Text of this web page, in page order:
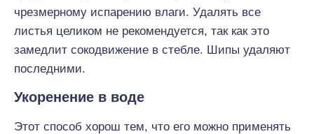
чрезмерному испарению влаги. Удалять все
листья целиком не рекомендуется, так как это
замедлит сокодвижение в стебле. Шипы удаляют
последними.
Укоренение в воде
Этот способ хорош тем, что его можно применять